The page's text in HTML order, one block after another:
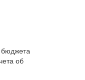
бюджета
об